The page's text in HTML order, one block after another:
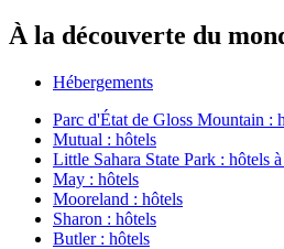
À la découverte du
Hébergements
Parc d'État de Gloss Mountain :
Mutual : hôtels
Little Sahara State Park : hôtels
May : hôtels
Mooreland : hôtels
Sharon : hôtels
Butler : hôtels